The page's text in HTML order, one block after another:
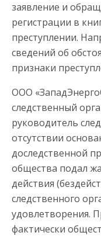
заявление и
регистрации в
преступлении.
сведений об
признаки
ООО
следственный
руководитель
отсутствии
доследственной
общества подал
действия
следственного
удовлетворения.
фактически